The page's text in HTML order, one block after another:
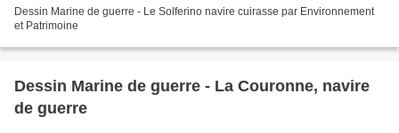
Dessin Marine de guerre - Le Solferino navire cuirasse par Environnement
et Patrimoine
Dessin Marine de guerre - La Couronne, navire
de guerre